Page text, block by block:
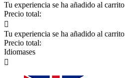
Tu experiencia se ha añadido al carrito
Precio total:

Tu experiencia se ha añadido al carrito
Precio total:
Idiomases
